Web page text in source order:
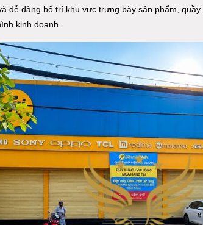
dễ dàng bố trí khu vực trưng bày sản phẩm,
kinh doanh.